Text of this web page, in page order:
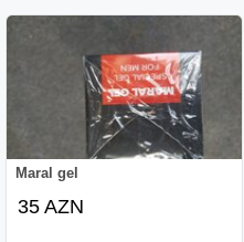
Maral gel
35 AZN